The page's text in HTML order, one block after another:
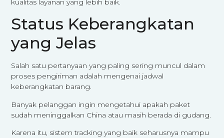
kualitas layanan yang lebih baik.
Status Keberangkatan
yang Jelas
Salah satu pertanyaan yang paling sering muncul dalam
proses pengiriman adalah mengenai jadwal
keberangkatan barang.
Banyak pelanggan ingin mengetahui apakah paket
sudah meninggalkan China atau masih berada di gudang.
Karena itu, sistem tracking yang baik seharusnya mampu